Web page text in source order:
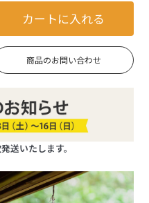
カートに入れる
商品のお問い合わせ
送いたします。